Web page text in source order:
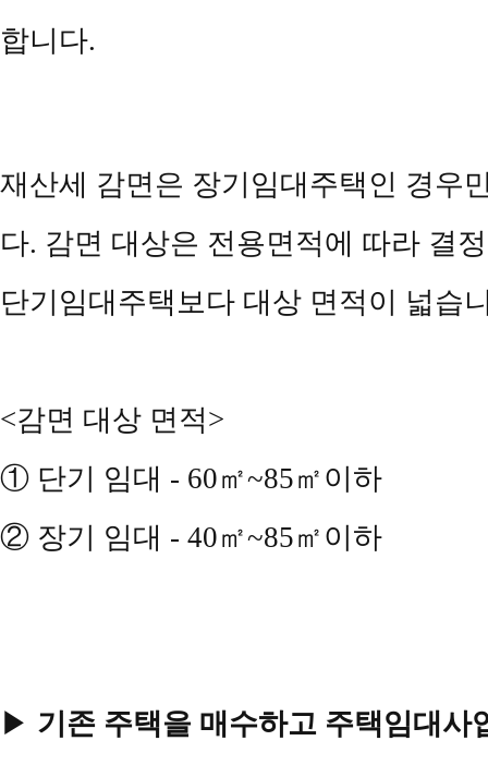
합니다.
재산세 감면은 장기임대주택인 경우
다. 감면 대상은 전용면적에 따라 결
단기임대주택보다 대상 면적이 넓습
<감면 대상 면적>
① 단기 임대 - 60㎡~85㎡이하
② 장기 임대 - 40㎡~85㎡이하
▶ 기존 주택을 매수하고 주택임대사